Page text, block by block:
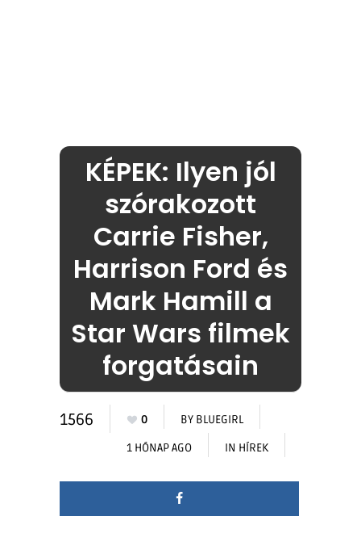
KÉPEK: Ilyen jól
szórakozott
Carrie Fisher,
Harrison Ford és
Mark Hamill a
Star Wars filmek
forgatásain
1566 0 BY BLUEGIRL
1 HÓNAP AGO IN HÍREK